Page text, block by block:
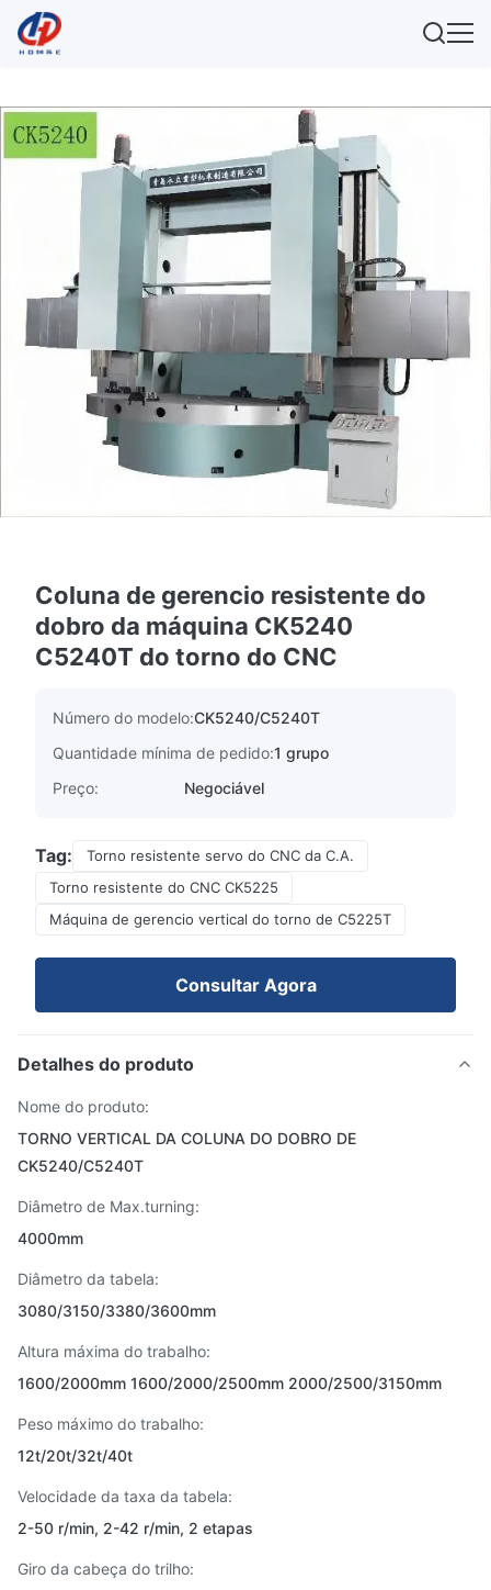
Coluna de gerencio resistente do
dobro da máquina CK5240
C5240T do torno do CNC
Número do modelo:CK5240/C5240T
Quantidade mínima de pedido:1 grupo
Preço:
Negociável
Tag:
Torno resistente servo do CNC da C.A.
Torno resistente do CNC CK5225
Máquina de gerencio vertical do torno de C5225T
Consultar Agora
Detalhes do produto
Nome do produto:
TORNO VERTICAL DA COLUNA DO DOBRO DE
CK5240/C5240T
Diâmetro de Max.turning:
4000mm
Diâmetro da tabela:
3080/3150/3380/3600mm
Altura máxima do trabalho:
1600/2000mm 1600/2000/2500mm 2000/2500/3150mm
Peso máximo do trabalho:
12t/20t/32t/40t
Velocidade da taxa da tabela:
2-50 r/min, 2-42 r/min, 2 etapas
Giro da cabeça do trilho: